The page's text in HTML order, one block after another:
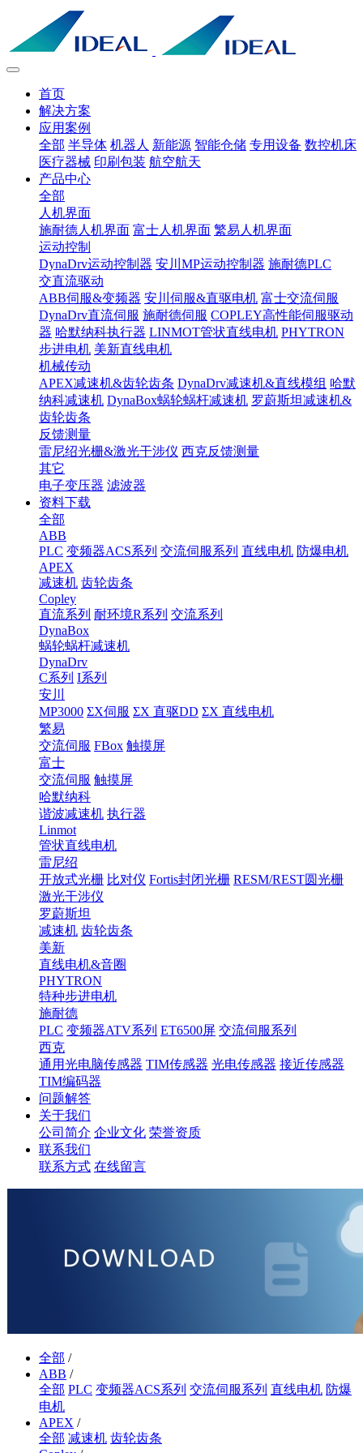
首页
解决方案
应用案例
全部 半导体 机器人 新能源 智能仓储 专用设备 数控机床
医疗器械 印刷包装 航空航天
产品中心
全部
人机界面
施耐德人机界面 富士人机界面 繁易人机界面
运动控制
DynaDrv运动控制器 安川MP运动控制器 施耐德PLC
交直流驱动
ABB伺服&变频器 安川伺服&直驱电机 富士交流伺服
DynaDrv直流伺服 施耐德伺服 COPLEY高性能伺服驱动
器 哈默纳科执行器 LINMOT管状直线电机 PHYTRON
步进电机 美新直线电机
机械传动
APEX减速机&齿轮齿条 DynaDrv减速机&直线模组 哈默
纳科减速机 DynaBox蜗轮蜗杆减速机 罗蔚斯坦减速机&
齿轮齿条
反馈测量
雷尼绍光栅&激光干涉仪 西克反馈测量
其它
电子变压器 滤波器
资料下载
全部
ABB
PLC 变频器ACS系列 交流伺服系列 直线电机 防爆电机
APEX
减速机 齿轮齿条
Copley
直流系列 耐环境R系列 交流系列
DynaBox
蜗轮蜗杆减速机
DynaDrv
C系列 I系列
安川
MP3000 ΣX伺服 ΣX 直驱DD ΣX 直线电机
繁易
交流伺服 FBox 触摸屏
富士
交流伺服 触摸屏
哈默纳科
谐波减速机 执行器
Linmot
管状直线电机
雷尼绍
开放式光栅 比对仪 Fortis封闭光栅 RESM/REST圆光栅
激光干涉仪
罗蔚斯坦
减速机 齿轮齿条
美新
直线电机&音圈
PHYTRON
特种步进电机
施耐德
PLC 变频器ATV系列 ET6500屏 交流伺服系列
西克
通用光电脑传感器 TIM传感器 光电传感器 接近传感器
TIM编码器
问题解答
关于我们
公司简介 企业文化 荣誉资质
联系我们
联系方式 在线留言
全部 /
ABB /
全部 PLC 变频器ACS系列 交流伺服系列 直线电机 防爆
电机
APEX /
全部 减速机 齿轮齿条